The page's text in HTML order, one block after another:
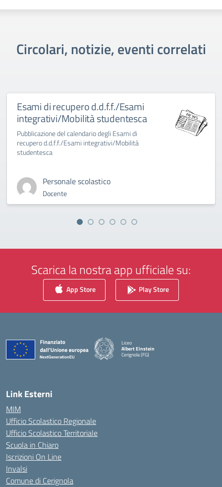
Circolari, notizie, eventi correlati
Esami di recupero d.d.f.f./Esami
integrativi/Mobilità studentesca
Pubblicazione del calendario degli Esami di
recupero d.d.f.f./Esami integrativi/Mobilità
studentesca
Personale scolastico
Docente
Scarica la nostra app ufficiale su:
App Store Play Store
Liceo
Albert Einstein
Cerignola (FG)
— Visita la pagina iniziale della scuola
Link Esterni
MIM
Ufficio Scolastico Regionale
Ufficio Scolastico Territoriale
Scuola in Chiaro
Iscrizioni On Line
Invalsi
Comune di Cerignola